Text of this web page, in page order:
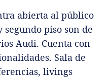
abierta al público
piso son de
Audi. Cuenta con
Sala de
livings